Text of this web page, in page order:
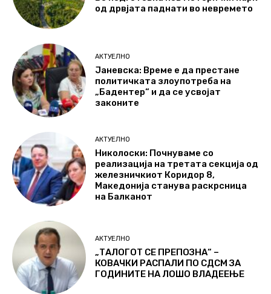
од дрвјата паднати во невремето
АКТУЕЛНО
Јаневска: Време е да престане
политичката злоупотреба на
„Бадентер“ и да се усвојат
законите
АКТУЕЛНО
Николоски: Почнуваме со
реализација на третата секција од
железничкиот Коридор 8,
Македонија станува раскрсница
на Балканот
АКТУЕЛНО
„ТАЛОГОТ СЕ ПРЕПОЗНА“ –
КОВАЧКИ РАСПАЛИ ПО СДСМ ЗА
ГОДИНИТЕ НА ЛОШО ВЛАДЕЕЊЕ